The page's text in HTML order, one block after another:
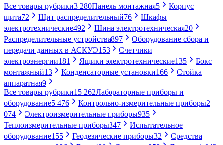
Все товары рубрики3 280Панель монтажная5
Корпус
щита72 Щит распределительный76
Шкафы
электротехнические492 Шина электротехническая20
Распределительные устройства897
Оборудование сбора и
передачи данных в АСКУЭ153
Счетчики
электроэнергии181 Ящики электротехнические135
Бокс
монтажный13 Конденсаторные установки166
Стойка
аппаратная9
Все товары рубрики15 262Лабораторные приборы и
оборудование5 476 Контрольно-измерительные приборы2
074
Электроизмерительные приборы935
Теплоизмерительные приборы347
Испытательное
оборудование155 Геодезические приборы32
Средства